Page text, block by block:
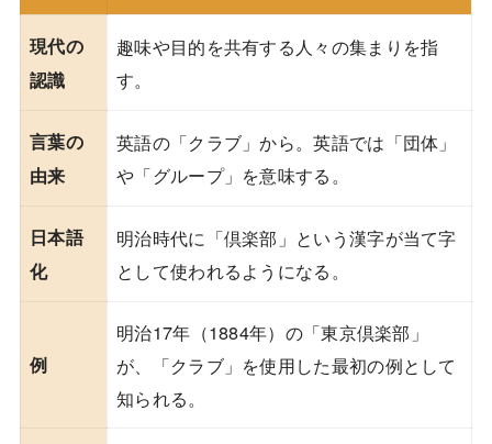
現代の
認識
趣味や目的を共有する人々の集まりを指
す。
言葉の
由来
英語の「クラブ」から。英語では「団体」
や「グループ」を意味する。
日本語
化
明治時代に「倶楽部」という漢字が当て字
として使われるようになる。
例
明治17年（1884年）の「東京倶楽部」
が、「クラブ」を使用した最初の例として
知られる。